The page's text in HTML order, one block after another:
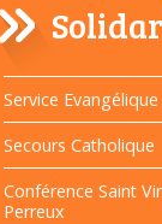
Navigation
Service
Secours Catholique
Conférence Saint
Perreux